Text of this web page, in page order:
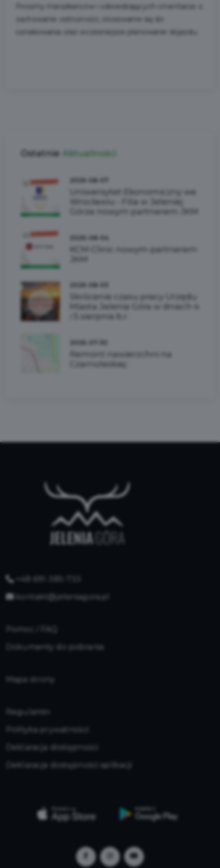
Prosimy mieszkańców i odwiedzających cmentarze o
zachowanie ostrożności, stosowanie się do
oznakowania oraz wcześniejsze planowanie dojazdu.
Ostatnie Aktualności
Uniwersytet Ekonomiczny we
Wrocławiu - Filia w Jeleniej
Górze nowym partnerem JKM
2026-08-04
KCM Clinic nowym partnerem
JKM
Skrócenie czasu pracy Urzędu
Miasta Jelenia Góra w dniach 4
i 5 sierpnia b.r
2026-07-30
Remont nawierzchni na
Czarnoleskiej
+48 691-385-733
kontakt@jeleniagora.pl
Dokumenty do pobrania
Mapa strony
Regulamin
Polityka prywatności
Deklaracja dostępności
Deklaracja dostępności aplikacji